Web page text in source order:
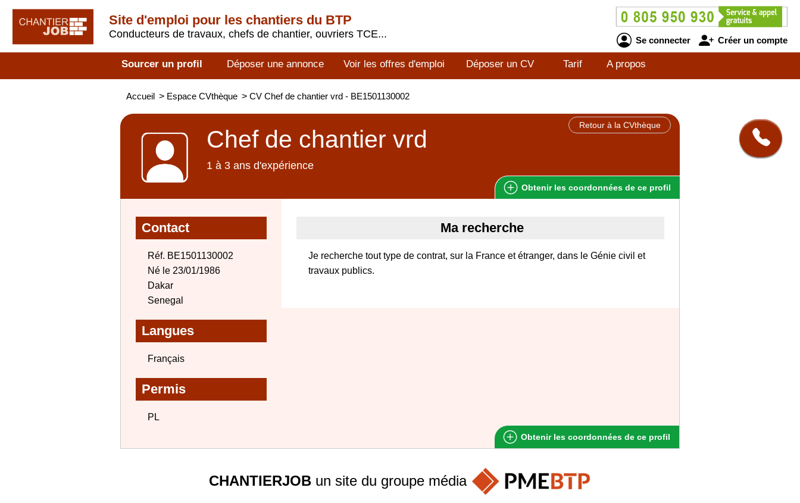
Site d'emploi pour les chantiers du BTP
Conducteurs de travaux, chefs de chantier, ouvriers TCE...
Se connecter Créer un compte
Sourcer un profil Déposer une annonce Voir les offres d'emploi Déposer un CV Tarif A propos
Accueil > Espace CVthèque > CV Chef de chantier vrd - BE1501130002
Retour à la CVthèque
Chef de chantier vrd
1 à 3 ans d'expérience
Obtenir les coordonnées de ce profil
Contact
Réf. BE1501130002
Né le 23/01/1986
Dakar
Senegal
Langues
Français
Permis
PL
Ma recherche
Je recherche tout type de contrat, sur la France et étranger, dans le Génie civil et
travaux publics.
Obtenir les coordonnées de ce profil
CHANTIERJOBun site du groupe média